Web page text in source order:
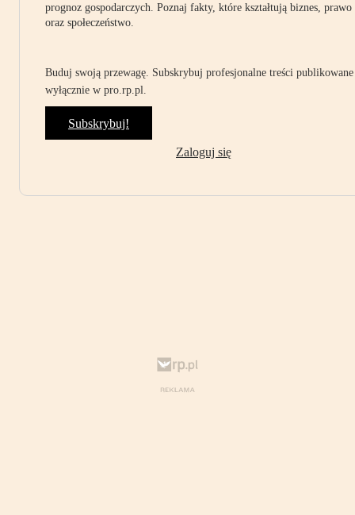
prognoz gospodarczych. Poznaj fakty, które kształtują biznes, prawo
oraz społeczeństwo.
Buduj swoją przewagę. Subskrybuj profesjonalne treści publikowane
wyłącznie w pro.rp.pl.
Subskrybuj!
Zaloguj się